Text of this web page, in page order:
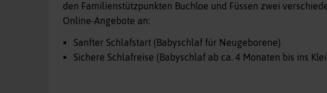
den Familienstützpunkten Buchloe und Füssen zwei
Online-Angebote an:
Sanfter Schlafstart (Babyschlaf für Neugeborene)
Sichere Schlafreise (Babyschlaf ab ca. 4 Monaten bis ins